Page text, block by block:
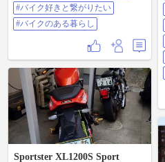
#バイク好きと繋がりたい
#バイクのある暮らし
Sportster XL1200S Sport